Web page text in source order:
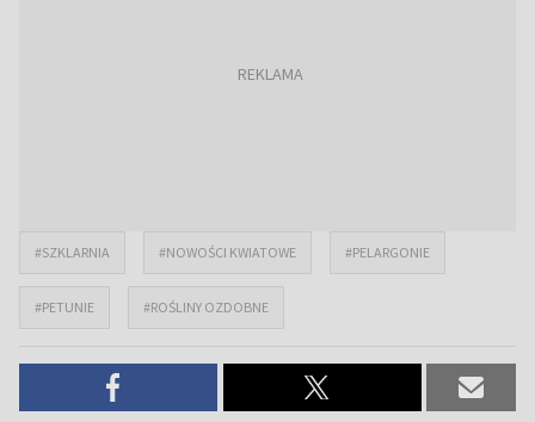
#SZKLARNIA #NOWOŚCI KWIATOWE #PELARGONIE
#PETUNIE #ROŚLINY OZDOBNE